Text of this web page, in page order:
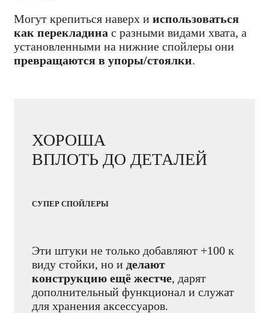
Могут крепиться наверх и использоваться
как перекладина с разными видами хвата, а
установленными на нижние спойлеры они
превращаются в упоры/стоялки.
ХОРОША
ВПЛОТЬ ДО ДЕТАЛЕЙ
СУПЕР СПОЙЛЕРЫ
Эти штуки не только добавляют +100 к
виду стойки, но и делают
конструкцию ещё жестче, дарят
дополнительный функционал и служат
для хранения аксессуаров.